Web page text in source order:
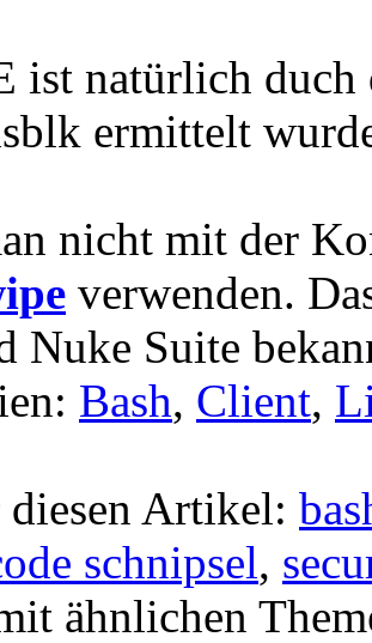
ist natürlich duch
ermittelt
nicht mit der
verwenden.
Nuke Suite
Bash, Client,
diesen Artikel:
schnipsel,
ähnlichen